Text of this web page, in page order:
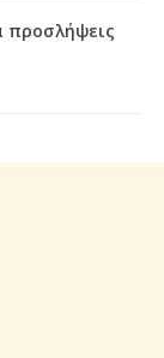
προσλήψεις